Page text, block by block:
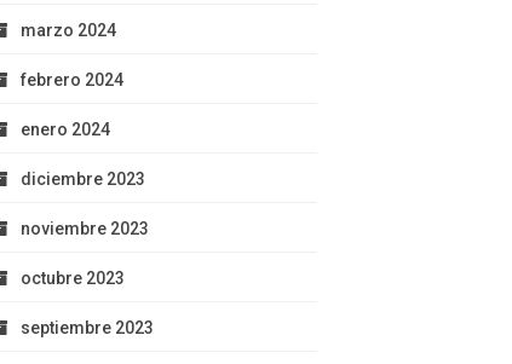
marzo 2024
febrero 2024
enero 2024
diciembre 2023
noviembre 2023
octubre 2023
septiembre 2023